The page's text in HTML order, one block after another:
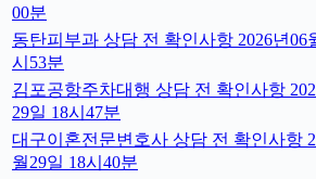
00분
동탄피부과 상담 전 확인사항 2026년06
시53분
김포공항주차대행 상담 전 확인사항
29일 18시47분
대구이혼전문변호사 상담 전 확인사항
월29일 18시40분